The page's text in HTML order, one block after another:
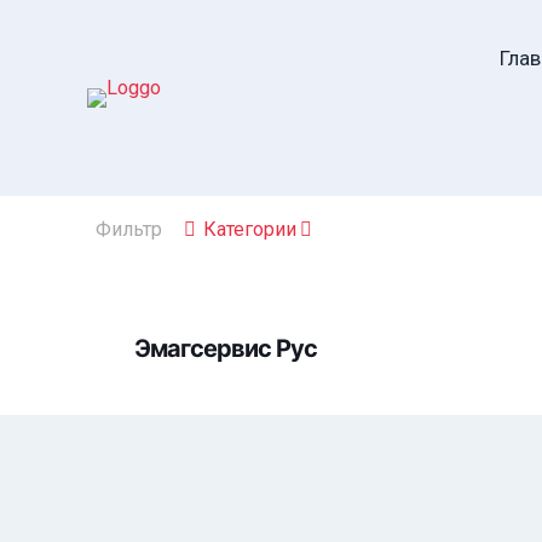
Фильтр Категории
Эмагсервис Рус